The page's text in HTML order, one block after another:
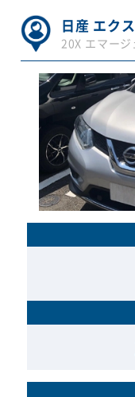
日産 エク
20X エマー